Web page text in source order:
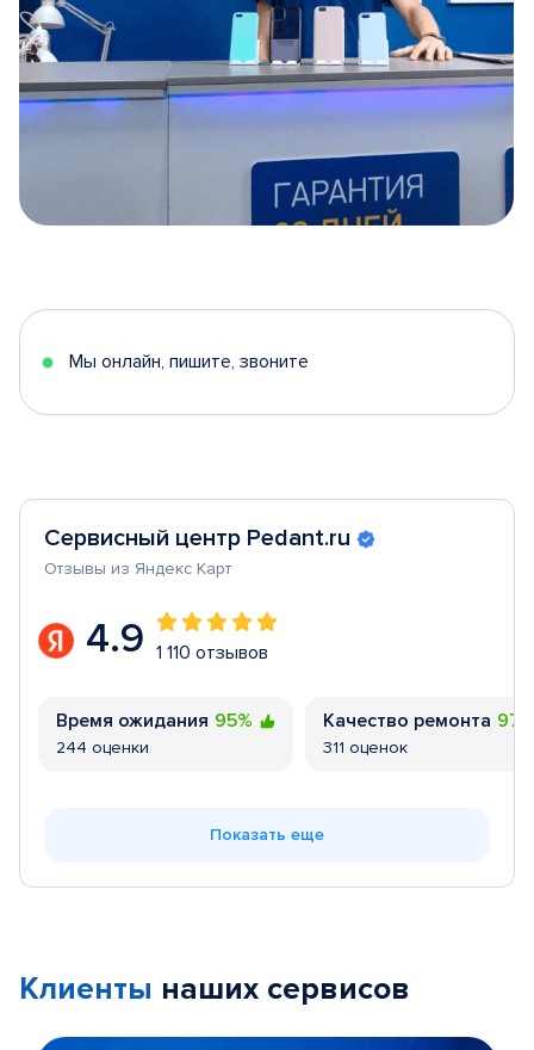
5
Мы онлайн, пишите, звоните
Сервисный центр Pedant.ru
Отзывы из Яндекс Карт
4.9 1 110 отзывов
Время ожидания 95%
244 оценки
Качество ремонта
311 оценок
Показать еще
Клиенты наших сервисов